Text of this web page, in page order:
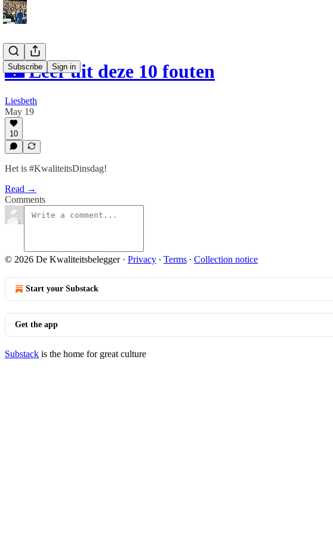
Subscribe Sign in
🏰 Leer uit deze 10 fouten
Liesbeth
May 19
10
Het is #KwaliteitsDinsdag!
Read →
Comments
© 2026 De Kwaliteitsbelegger· Privacy ∙ Terms ∙ Collection notice
Start your Substack
Get the app
Substack is the home for great culture